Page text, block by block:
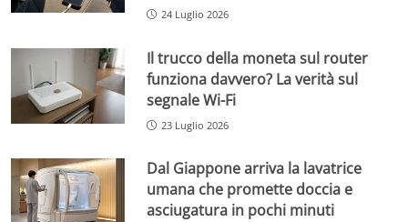
24 Luglio 2026
Il trucco della moneta sul router
funziona davvero? La verità sul
segnale Wi-Fi
23 Luglio 2026
Dal Giappone arriva la lavatrice
umana che promette doccia e
asciugatura in pochi minuti